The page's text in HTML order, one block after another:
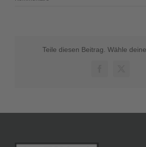
Teile diesen Beitrag. Wähle